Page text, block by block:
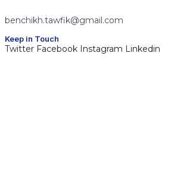
benchikh.tawfik@gmail.com
Keep in Touch
Twitter Facebook Instagram Linkedin